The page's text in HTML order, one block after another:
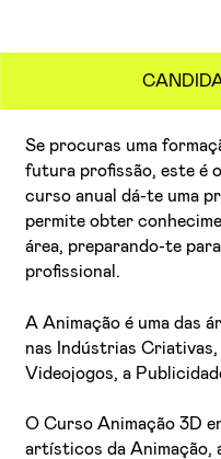
Se procuras uma
futura profissão, este é
curso anual dá-te uma
permite obter
área, preparando-te
profissional.
A Animação é uma das
nas Indústrias Criativas,
Videojogos, a
O Curso Animação 3D
artísticos da Animação,